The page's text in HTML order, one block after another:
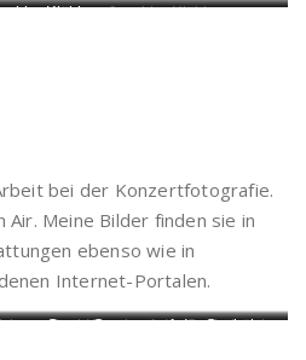
Joachim Klöble
Klöble
bei der Konzertfotografie.
Meine Bilder finden sie in
ebenso wie in
Internet-Portalen.
in
Paul Kowol auf der Seebühne in
Some Sprouts auf der Seebühne